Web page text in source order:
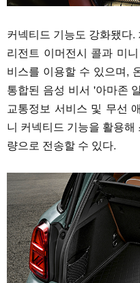
커넥티드 기능도 강화됐다
리전트 이머전시 콜과 미
비스를 이용할 수 있으며,
통합된 음성 비서 '아마존
교통정보 서비스 및 무선
니 커넥티드 기능을 활용
량으로 전송할 수 있다.